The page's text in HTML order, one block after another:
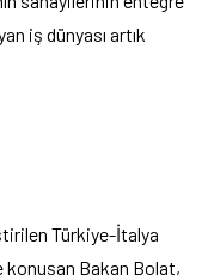
iş dünyası artık
Türkiye-İtalya
konuşan Bakan Bolat,